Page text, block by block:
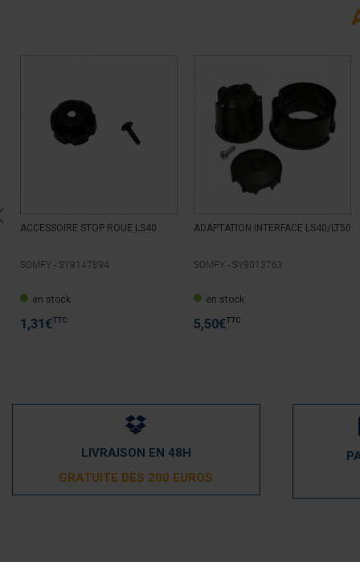
ACCESSOIRE STOP ROUE LS40
SOMFY - SY9147894
en stock
1,31 €TTC
ADAPTATION INTERFACE LS40/LT50
SOMFY - SY9013763
en stock
5,50€TTC
LIVRAISON EN 48H
GRATUITE DÈS 200 EUROS